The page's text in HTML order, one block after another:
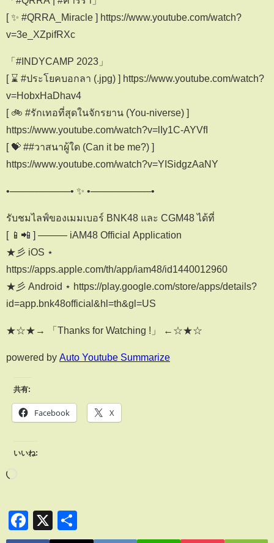
[ ✨ #QRRA_Miracle ] https://www.youtube.com/watch?
v=3e_XZpifRXc
「#INDYCAMP 2023」
[ ⌛ #ประโยคบอกลา (.jpg) ] https://www.youtube.com/watch?
v=HobxHaDhav4
[ 🚲 #รักเทอที่สุดในจักรยาน (You-niverse) ]
https://www.youtube.com/watch?v=lIy1C-AYVfI
[ 💝 ##วาสนาผู้ใด (Can it be me?) ]
https://www.youtube.com/watch?v=YISidgzAaNY
•─────────• ✨ •─────────•
รับชมไลฟ์ของเมมเบอร์ BNK48 และ CGM48 ได้ที่
[ 📱📲 ] ——— iAM48 Official Application
★彡 iOS ⋆
https://apps.apple.com/th/app/iam48/id1440012960
★彡 Android ⋆ https://play.google.com/store/apps/details?
id=app.bnk48official&hl=th&gl=US
★☆★→ 「Thanks for Watching !」 ←☆★☆
powered by Auto Youtube Summarize
共有:
Facebook X
いいね:
Facebook
X